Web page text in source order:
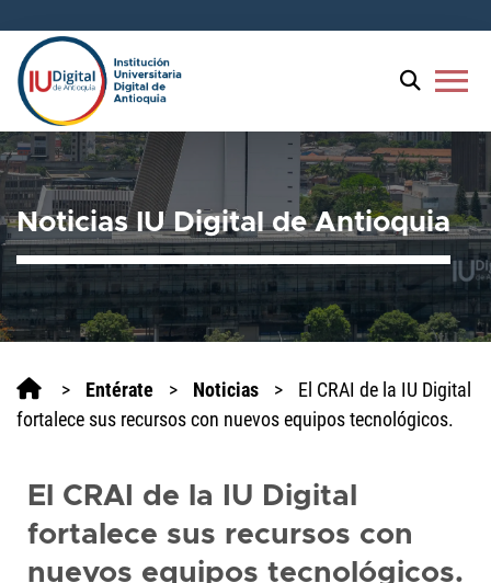
al
lector
pantalla
All
in
One
Accesibilidad
Para
iniciar
el
lector
pantalla
Accesibilidad,
presione
"Ctrl
menu
Noticias IU Digital de Antioquia
> Entérate > Noticias >
El CRAI de la IU Digital
fortalece sus recursos con nuevos equipos tecnológicos.
El CRAI de la IU Digital
fortalece sus recursos con
nuevos equipos tecnológicos.